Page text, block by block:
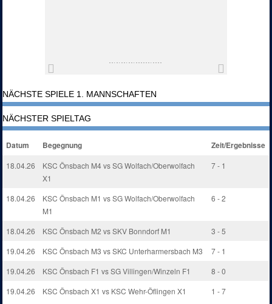
NÄCHSTE SPIELE 1. MANNSCHAFTEN
NÄCHSTER SPIELTAG
Datum Begegnung Zeit/Ergebnisse
18.04.26
KSC Önsbach M4 vs SG Wolfach/Oberwolfach
X1
7 - 1
18.04.26
KSC Önsbach M1 vs SG Wolfach/Oberwolfach
M1
6 - 2
18.04.26 KSC Önsbach M2 vs SKV Bonndorf M1
3 - 5
19.04.26
KSC Önsbach M3 vs SKC Unterharmersbach M3
7 - 1
19.04.26
KSC Önsbach F1 vs SG Villingen/Winzeln F1
8 - 0
19.04.26
KSC Önsbach X1 vs KSC Wehr-Öflingen X1 1 - 7